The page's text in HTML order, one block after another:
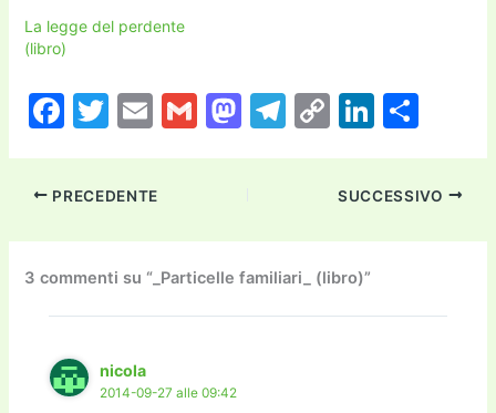
La legge del perdente
(libro)
F
c
e
b
o
o
k
T
itt
er
E
ai
l
G
M
d
o
n
T
a
m
C
p
y
Li
n
k
Li
k
e
dI
n
di
vi
PRECEDENTE SUCCESSIVO
3 commenti su “_Particelle familiari_ (libro)”
nicola
2014-09-27 alle 09:42